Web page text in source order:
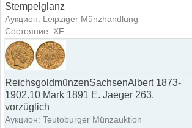
Stempelglanz
Аукцион: Leipziger Münzhandlung
Состояние: XF
ReichsgoldmünzenSachsenAlbert 1873-
1902.10 Mark 1891 E. Jaeger 263.
vorzüglich
Аукцион: Teutoburger Münzauktion